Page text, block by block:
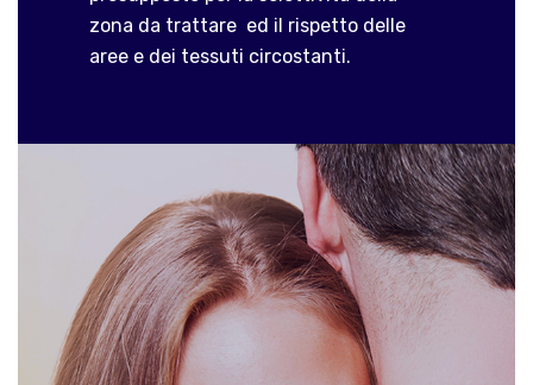
zona da trattare ed il rispetto delle
aree e dei tessuti circostanti.